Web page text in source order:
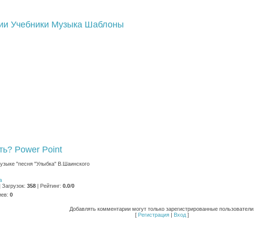
Учебники Музыка Шаблоны
Power Point
"песня "Улыбка" В.Шаинского
Загрузок: 358 | Рейтинг: 0.0/0
: 0
Добавлять комментарии могут только зарегистрированные пользователи.
[ Регистрация | Вход ]